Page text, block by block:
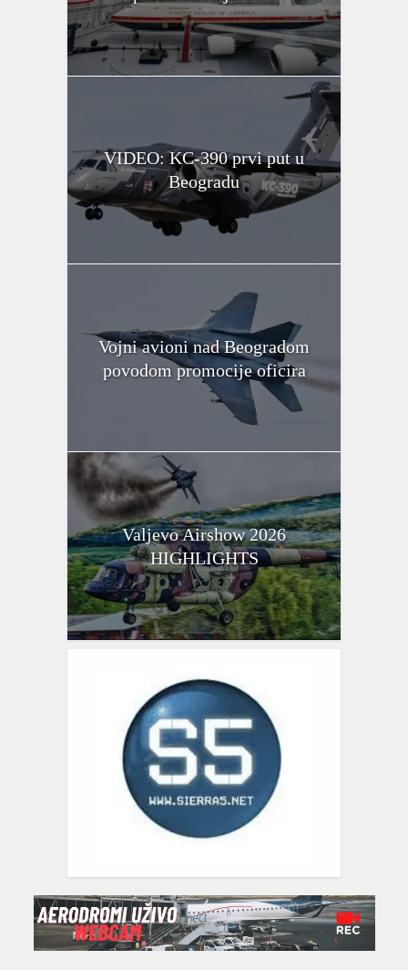
VIDEO: KC-390 prvi put u
Beogradu
Vojni avioni nad Beogradom
povodom promocije oficira
Valjevo Airshow 2026
HIGHLIGHTS